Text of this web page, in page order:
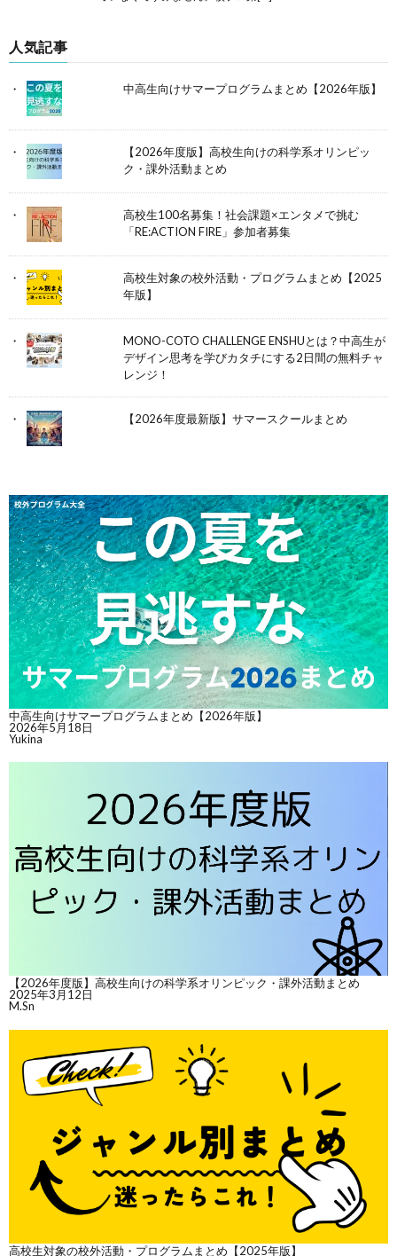
人気記事
中高生向けサマープログラムまとめ【2026年版】
【2026年度版】高校生向けの科学系オリンピッ
ク・課外活動まとめ
高校生100名募集！社会課題×エンタメで挑む
「RE:ACTION FIRE」参加者募集
高校生対象の校外活動・プログラムまとめ【2025
年版】
MONO-COTO CHALLENGE ENSHUとは？中高生が
デザイン思考を学びカタチにする2日間の無料チャ
レンジ！
【2026年度最新版】サマースクールまとめ
中高生向けサマープログラムまとめ【2026年版】
2026年5月18日
Yukina
【2026年度版】高校生向けの科学系オリンピック・課外活動まとめ
2025年3月12日
M.Sn
高校生対象の校外活動・プログラムまとめ【2025年版】